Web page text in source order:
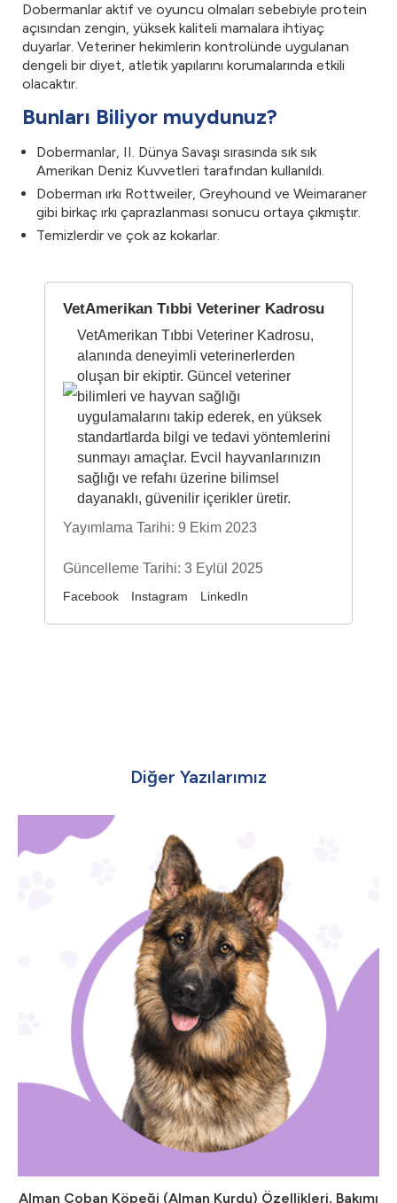
Dobermanlar aktif ve oyuncu olmaları sebebiyle protein
açısından zengin, yüksek kaliteli mamalara ihtiyaç
duyarlar. Veteriner hekimlerin kontrolünde uygulanan
dengeli bir diyet, atletik yapılarını korumalarında etkili
olacaktır.
Bunları Biliyor muydunuz?
Dobermanlar, II. Dünya Savaşı sırasında sık sık
Amerikan Deniz Kuvvetleri tarafından kullanıldı.
Doberman ırkı Rottweiler, Greyhound ve Weimaraner
gibi birkaç ırkı çaprazlanması sonucu ortaya çıkmıştır.
Temizlerdir ve çok az kokarlar.
VetAmerikan Tıbbi Veteriner Kadrosu
VetAmerikan Tıbbi Veteriner Kadrosu,
alanında deneyimli veterinerlerden
oluşan bir ekiptir. Güncel veteriner
bilimleri ve hayvan sağlığı
uygulamalarını takip ederek, en yüksek
standartlarda bilgi ve tedavi yöntemlerini
sunmayı amaçlar. Evcil hayvanlarınızın
sağlığı ve refahı üzerine bilimsel
dayanaklı, güvenilir içerikler üretir.
Yayımlama Tarihi: 9 Ekim 2023
Güncelleme Tarihi: 3 Eylül 2025
Facebook Instagram LinkedIn
Diğer Yazılarımız
Alman Çoban Köpeği (Alman Kurdu) Özellikleri, Bakımı